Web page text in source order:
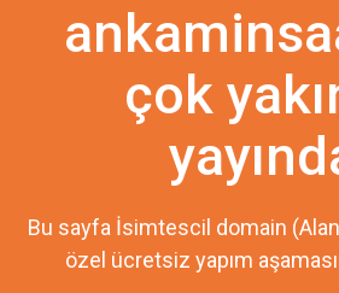
çok
Bu sayfa İsimtescil domain
özel ücretsiz yapım